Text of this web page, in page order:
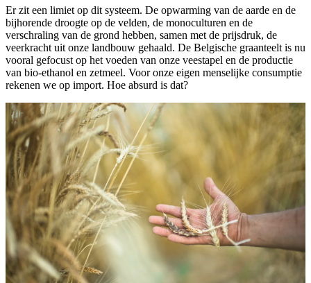
Er zit een limiet op dit systeem. De opwarming van de aarde en de
bijhorende droogte op de velden, de monoculturen en de
verschraling van de grond hebben, samen met de prijsdruk, de
veerkracht uit onze landbouw gehaald. De Belgische graanteelt is nu
vooral gefocust op het voeden van onze veestapel en de productie
van bio-ethanol en zetmeel. Voor onze eigen menselijke consumptie
rekenen we op import. Hoe absurd is dat?